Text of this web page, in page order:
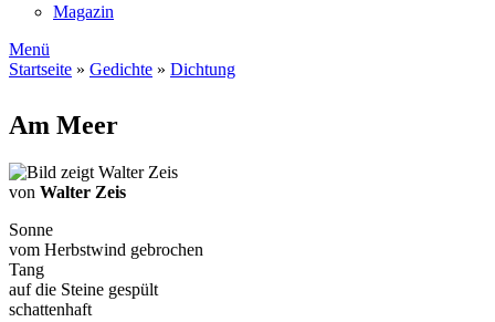
Magazin
Menü
Startseite » Gedichte » Dichtung
Am Meer
von Walter Zeis
Sonne
vom Herbstwind gebrochen
Tang
auf die Steine gespült
schattenhaft